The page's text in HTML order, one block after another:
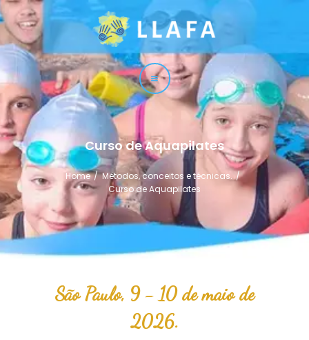
Curso de Aquapilates
Home
Métodos, conceitos e técnicas.
Curso de Aquapilates
LLAFA
Liga Latinoamericana de Fisioterapia Acuática
LIGA
CURSOS
TÉCNICAS
SERVICIO
CONTACTO
São Paulo, 9 - 10 de maio de
2026.